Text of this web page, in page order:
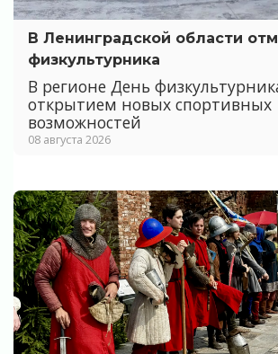
В Ленинградской области
физкультурника
В регионе День
открытием новых спортивных
возможностей
08 августа 2026